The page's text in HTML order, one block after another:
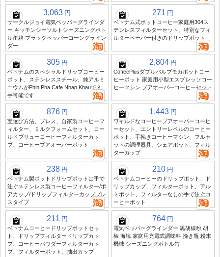
3,063 円
サークルジョイ電気ペッパーグラインダ
ー キッチンシーソルトシーズニングボト
ル缶箱 ブラックペッパーコーングライン
ダー
271 円
ベトナム式ポットコーヒー家庭用304ス
テンレスフィルターセット、特別なフィ
ルターペーパー付きのドリップポット
305 円
ベトナムのスペシャルドリップコーヒー
ポット、ステンレススチール、純アルミ
ニウムがPhin Pha Cafe Nhap Khauで入
手可能です
2,804 円
CoffeePlusダブルバルブモカポットコー
ヒーポット 家庭用小型エスプレッソコー
ヒーマシン プアオーバーコーヒーセット
876 円
宝選び方法、プレス、自家製コーヒーフ
ィルター、ミルクフォームセット、コー
ルドブリューコーヒーフィルターカッ
プ、コーヒープアオーバーポット
1,443 円
ワイルドなコーヒープアオーバーコーヒ
ーセット、エントリーレベルのコーヒー
ポット、手挽きコーヒーマシン、フルセ
ットの調理器具、シェアポット、フィル
ターカップ
238 円
ベトナム製ポットドリップポットは手で
注ぐステンレス製コーヒーフィルター/ポ
アカップ/ドリップフィルターカッププレ
スタイプ
210 円
ベトナムコーヒーのドリップポット、ド
リップカップ、フィルターポット、アル
ミポット、フィルターなしの手で注ぐコ
ーヒーポット
211 円
ベトナムコーヒードリップポットセッ
ト、ドリップフィルタードリップカッ
プ、コーヒーパウダーフィルターカッ
プ、フィルターポット、抽出カップ
764 円
電気ペッパーグラインダー 黒胡椒粉 胡
椒 海塩 家庭用充電式調味料 挽き瓶 粉末
機械 シーズニングボトル缶